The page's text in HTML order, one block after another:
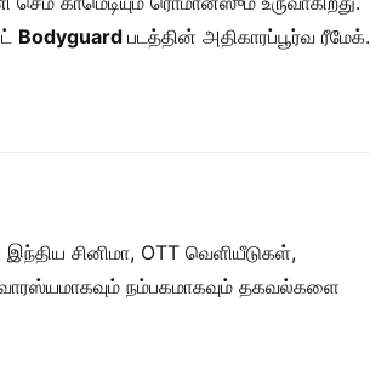
Bodyguard படத்தின் அதிகாரப்பூர்வ ரீமேக்.
சினிமா, OTT வெளியீடுகள்,
நம்பகமாகவும் தகவல்களை